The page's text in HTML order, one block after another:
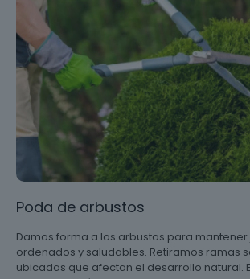
Poda de arbustos
Damos forma a los arbustos para
ordenados y saludables. Retiramos ramas
ubicadas que afectan el desarrollo natural.